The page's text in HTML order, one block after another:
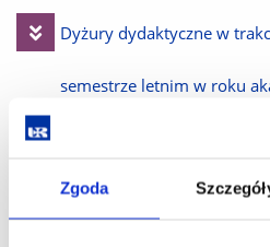
Zgoda
Pobierz
plik
Dyżury dydaktyczne w
semestrze letnim w roku